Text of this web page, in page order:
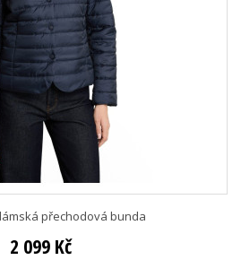
přechodová bunda
2 099 Kč